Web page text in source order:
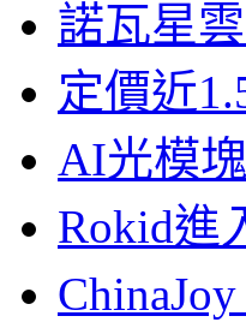
諾瓦星
定價近
AI光模
Rokid進